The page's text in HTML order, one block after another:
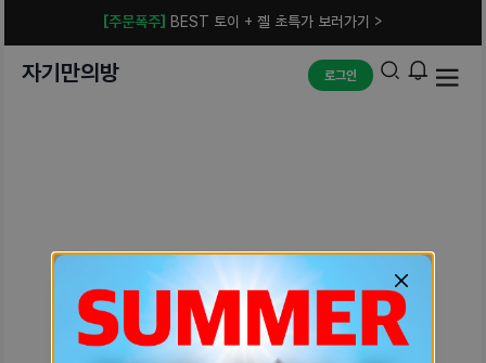
[주문폭주] BEST 토이 + 젤 초특가 보러가기 >
자기만의방 로그인
예상치 못한 에러입니다.